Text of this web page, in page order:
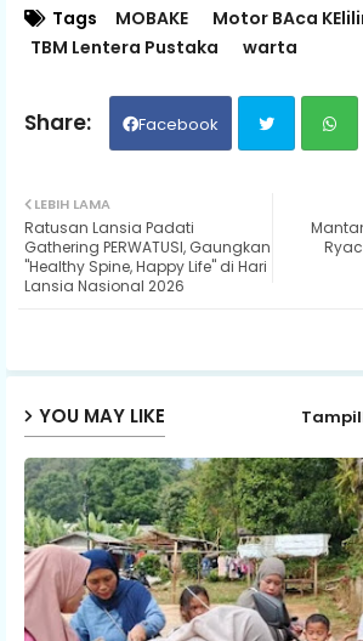
Tags MOBAKE
Motor BAca
TBM Lentera Pustaka
warta
Facebook
ats
LEBIH LAMA
Ratusan Lansia Padati
Gathering PERWATUSI, Gaungkan
"Healthy Spine, Happy Life" di Hari
Lansia Nasional 2026
YOU MAY LIKE